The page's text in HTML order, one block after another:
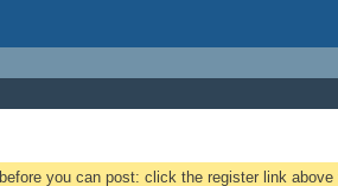
before you can post: click the register link